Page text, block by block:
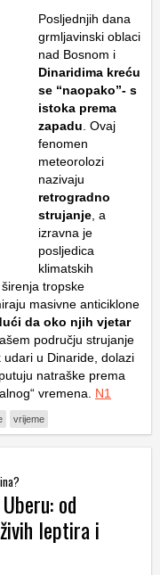
Posljednjih dana
grmljavinski oblaci
nad Bosnom i
Dinaridima kreću
se “naopako”- s
istoka prema
zapadu . Ovaj
fenomen
meteorolozi
nazivaju
retrogradno
strujanje , a
izravna je
posljedica
klimatskih
tropske
masivne anticiklone
da oko njih vjetar
području strujanje
u Dinaride, dolazi
natraške prema
vremena. N1
vrijeme
od
leptira i